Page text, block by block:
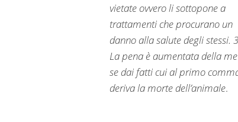
vietate ovvero li sottopone a
trattamenti che procurano un
danno alla salute degli stessi.
La pena è aumentata della
se dai fatti cui al primo
deriva la morte dell’animale.